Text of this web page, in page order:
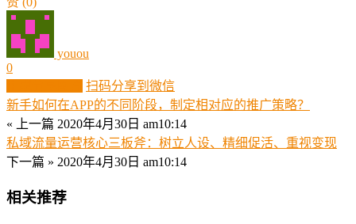
youou
0
扫码分享到微信
新手如何在APP的不同阶段，制定相对应的推广策略？
« 上一篇 2020年4月30日 am10:14
私域流量运营核心三板斧：树立人设、精细促活、重视变现
下一篇 » 2020年4月30日 am10:14
相关推荐